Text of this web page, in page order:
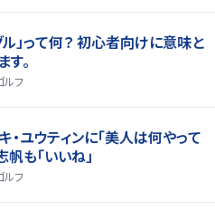
ル」って何？ 初心者向けに意味と
。
ルフ
・ユウティンに「美人は何やって
も「いいね」
ルフ